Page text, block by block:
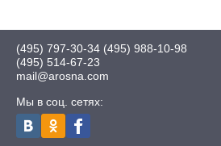
(495) 797-30-34 (495) 988-10-98
(495) 514-67-23
mail@arosna.com
Мы в соц. сетях: